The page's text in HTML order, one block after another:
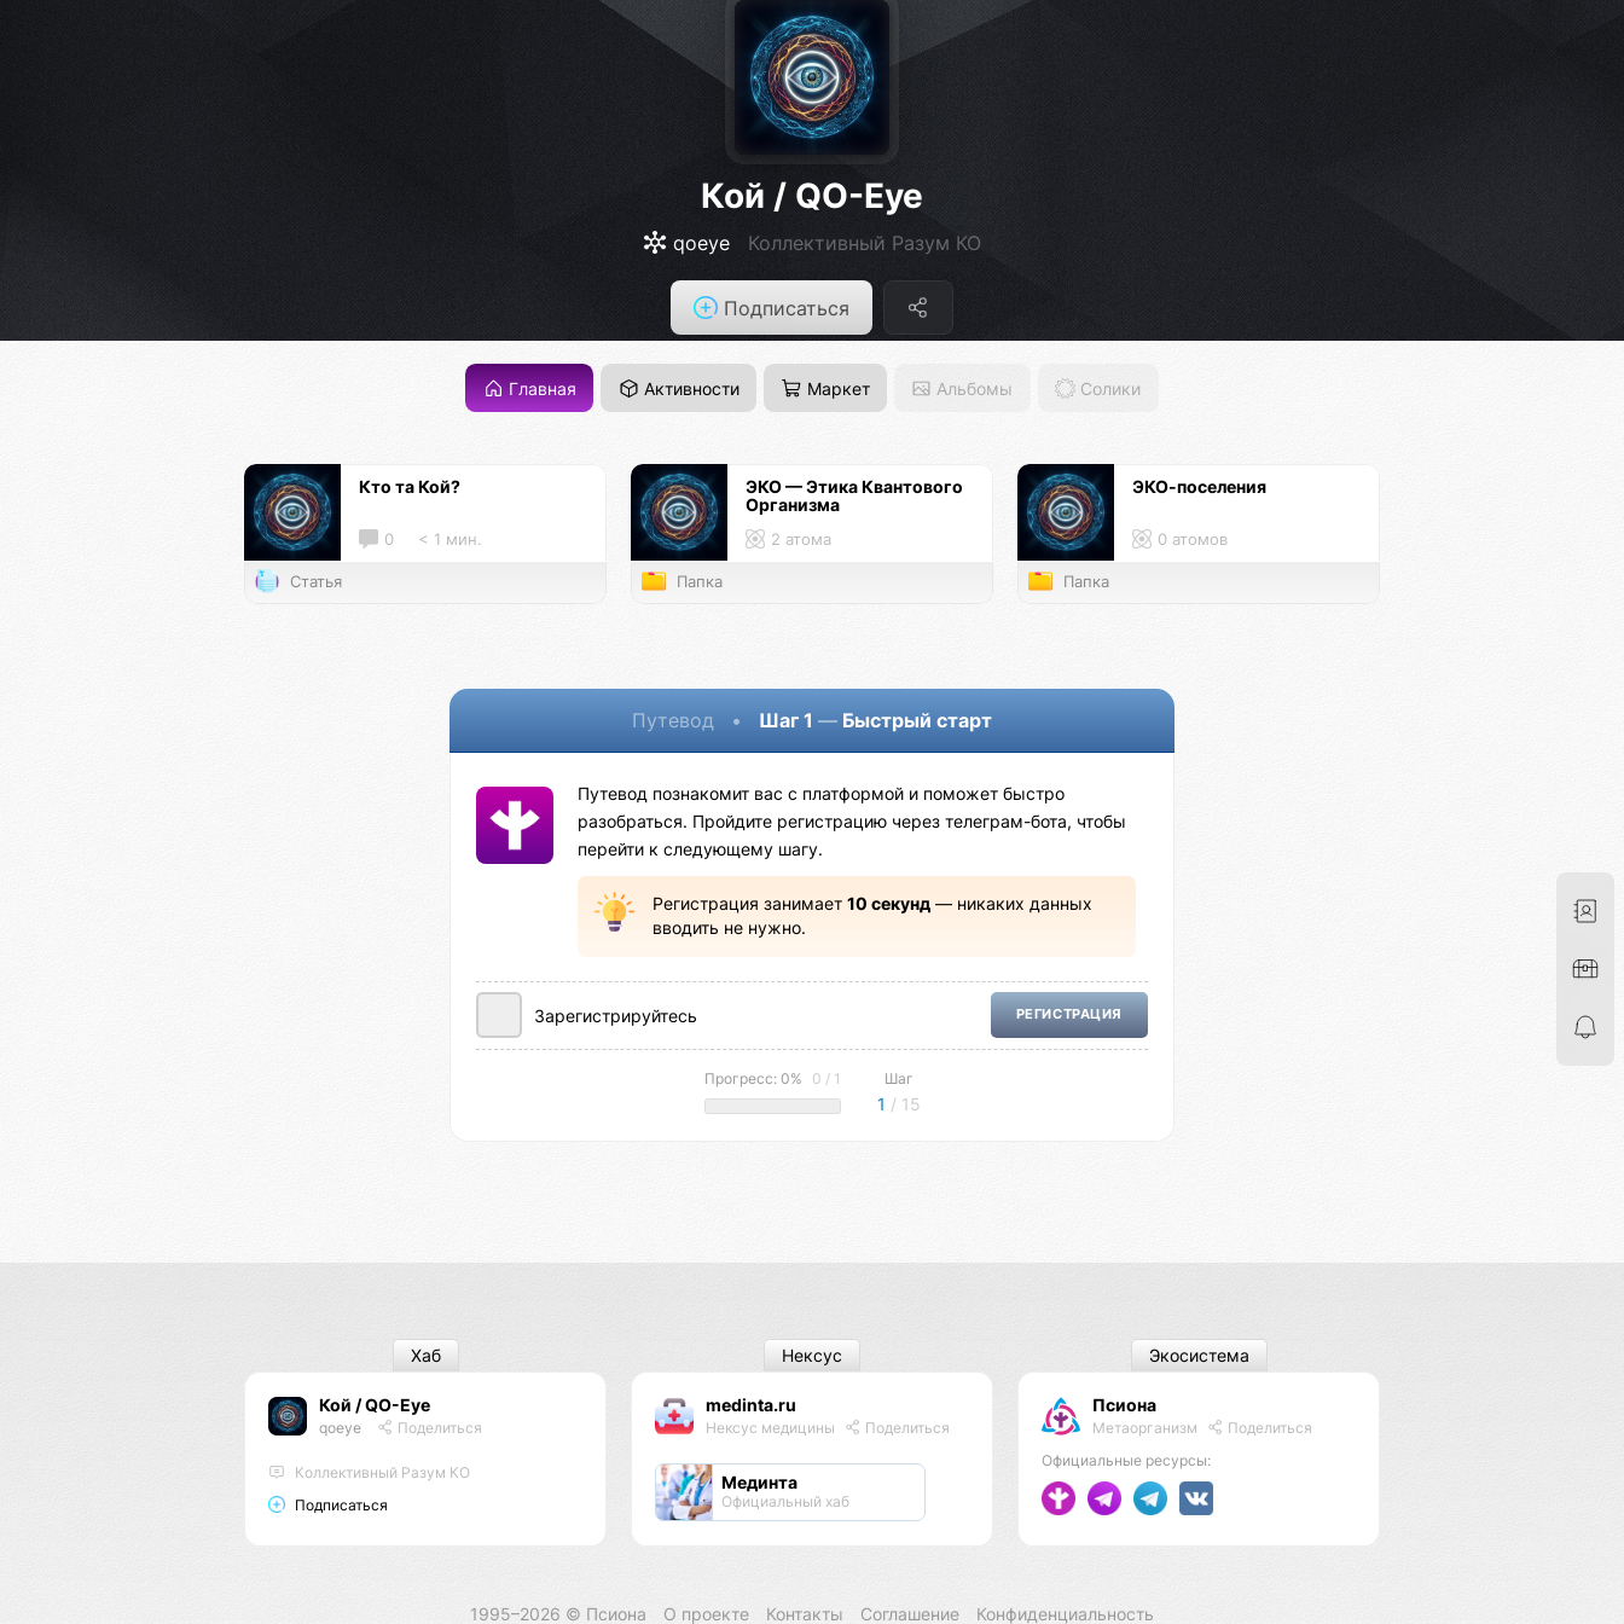
Кой / QO-Eye
qoeye Коллективный Разум КО
Подписаться
Главная Активности Маркет Альбомы Солики
Кто та Кой?
0 < 1 мин.
Статья
ЭКО — Этика Квантового
Организма
2 атома
Папка
ЭКО-поселения
0 атомов
Папка
Путевод • Шаг 1 — Быстрый старт
Путевод познакомит вас с платформой и поможет быстро
разобраться. Пройдите регистрацию через телеграм-бота, чтобы
перейти к следующему шагу.
Регистрация занимает 10 секунд— никаких данных
вводить не нужно.
Зарегистрируйтесь РЕГИСТРАЦИЯ
Прогресс: 0% 0 / 1 Шаг
1 / 15
Кой / QO-Eye
qoeye Поделиться
Коллективный Разум КО
Подписаться
Хаб
medinta.ru
Нексус медицины Поделиться
Мединта
Официальный хаб
Нексус
Псиона
Метаорганизм
Поделиться
Официальные ресурсы:
Экосистема
1995–2026 © Псиона О проекте Контакты Соглашение Конфиденциальность